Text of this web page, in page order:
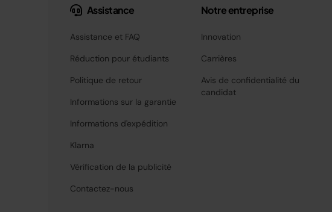
Assistance
Assistance et FAQ
Réduction pour étudiants
Politique de retour
Informations sur la garantie
Informations d'expédition
Klarna
Vérification de la publicité
Contactez-nous
Notre entreprise
Innovation
Carrières
Avis de confidentialité du
candidat